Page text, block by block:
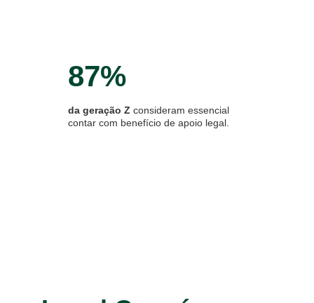
87%
da geração Z consideram essencial
contar com benefício de apoio legal.